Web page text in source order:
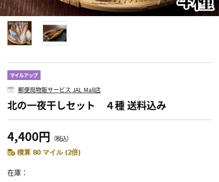
郵便局物販サービス JAL Mall店
北の一夜干しセット ４種 送料込み
4,400円 （税込）
積算 80 マイル (2倍)
在庫